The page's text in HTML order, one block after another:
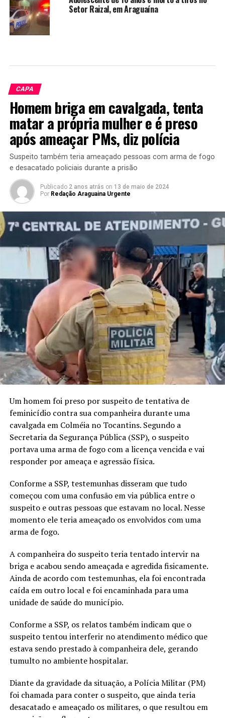
Setor Raizal, em Araguaína
CAPA
Homem briga em cavalgada, tenta
matar a própria mulher e é preso
após ameaçar PMs, diz polícia
Suspeito também teria ameaçado pessoas com arma de fogo
e desacatado policiais durante a prisão
Publicado 2 anos atrás on 13 de maio de 2024
Por Redação Araguaina Urgente
Um homem foi preso por suspeito de tentativa de
feminicídio contra sua companheira durante uma
cavalgada em Colméia no Tocantins. Segundo a
Secretaria da Segurança Pública (SSP), o suspeito
portava uma arma de fogo com a licença vencida e vai
responder por ameaça e agressão física.
Conforme a SSP, testemunhas disseram que tudo
começou com uma confusão em via pública entre o
suspeito e outras pessoas que estavam no local. Nesse
momento ele teria ameaçado os envolvidos com uma
arma de fogo.
A companheira do suspeito teria tentado intervir na
briga e acabou sendo ameaçada e agredida fisicamente.
Ainda de acordo com testemunhas, ela foi encontrada
caída em outro local e foi encaminhada para uma
unidade de saúde do município.
Conforme a SSP, os relatos também indicam que o
suspeito tentou interferir no atendimento médico que
estava sendo prestado à companheira dele, gerando
tumulto no ambiente hospitalar.
Diante da gravidade da situação, a Polícia Militar (PM)
foi chamada para conter o suspeito, que ainda teria
desacatado e ameaçado os militares, o que resultou em